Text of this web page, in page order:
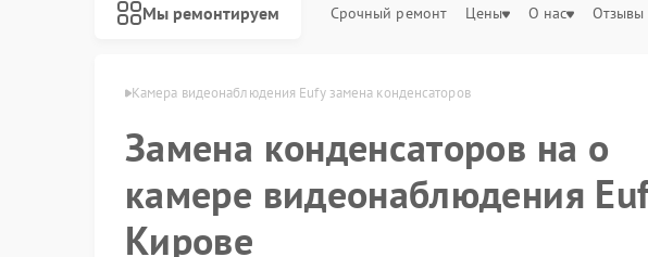
Мы ремонтируем Срочный ремонт Цены О нас Отзывы
Камера видеонаблюдения Eufy замена конденсаторов
Замена конденсаторов на о
камере видеонаблюдения
Кирове